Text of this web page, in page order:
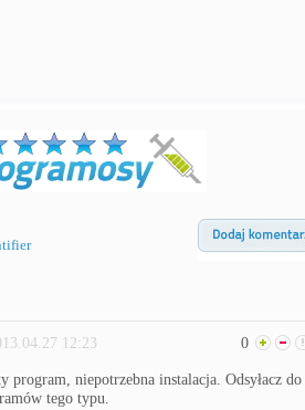
12:23 0
program, niepotrzebna instalacja. Odsyłacz do
tego typu.